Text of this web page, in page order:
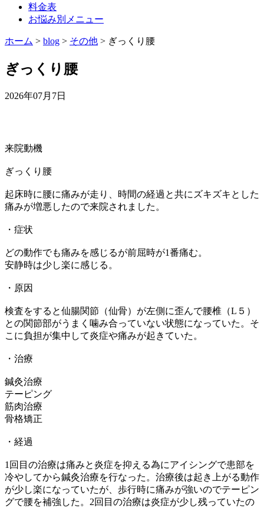
料金表
お悩み別メニュー
ホーム > blog > その他 > ぎっくり腰
ぎっくり腰
2026年07月7日
来院動機
ぎっくり腰
起床時に腰に痛みが走り、時間の経過と共にズキズキとした
痛みが増悪したので来院されました。
・症状
どの動作でも痛みを感じるが前屈時が1番痛む。
安静時は少し楽に感じる。
・原因
検査をすると仙腸関節（仙骨）が左側に歪んで腰椎（L５）
との関節部がうまく噛み合っていない状態になっていた。そ
こに負担が集中して炎症や痛みが起きていた。
・治療
鍼灸治療
テーピング
筋肉治療
骨格矯正
・経過
1回目の治療は痛みと炎症を抑える為にアイシングで患部を
冷やしてから鍼灸治療を行なった。治療後は起き上がる動作
が少し楽になっていたが、歩行時に痛みが強いのでテーピン
グで腰を補強した。2回目の治療は炎症が少し残っていたの